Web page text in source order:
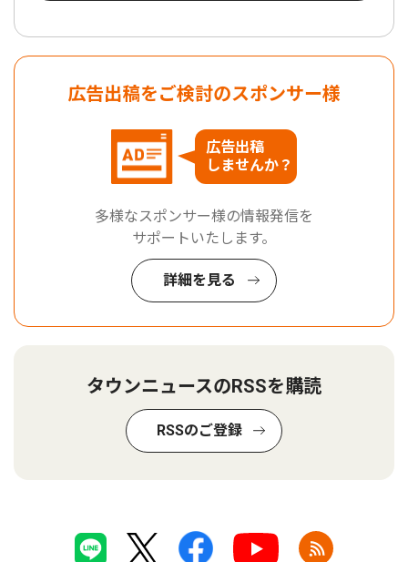
広告出稿をご検討のスポンサー様
広告出稿
しませんか？
多様なスポンサー様の情報発信を
サポートいたします。
詳細を見る
タウンニュースのRSSを購読
RSSのご登録